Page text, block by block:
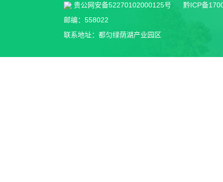
贵公网安备52270102000125号
黔ICP备
邮编：558022
联系地址：都匀绿荫湖产业园区